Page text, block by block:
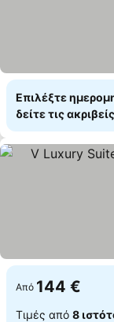
Επιλέξτε
δείτε τις
Από 144 €
Τιμές από 8